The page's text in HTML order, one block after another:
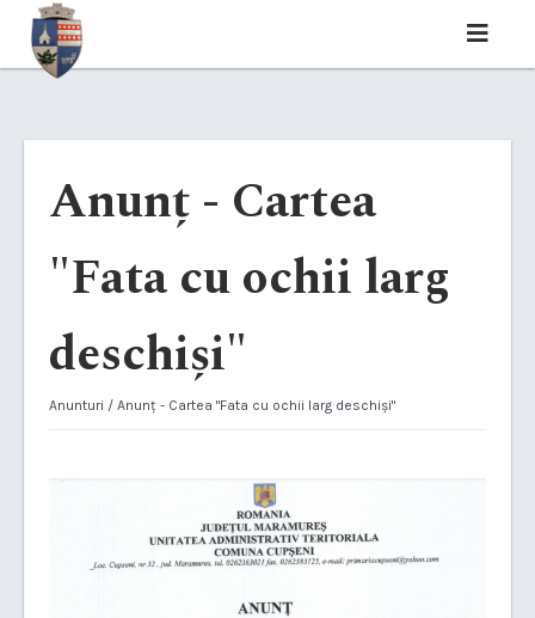
Anunț - Cartea
"Fata cu ochii larg
deschiși"
Anunturi / Anunț - Cartea "Fata cu ochii larg deschiși"